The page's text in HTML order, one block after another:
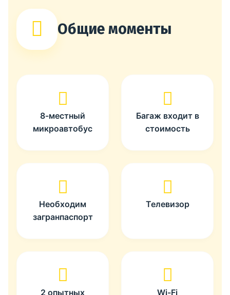
Общие моменты
8-местный
микроавтобус
Багаж входит в
стоимость
Необходим
загранпаспорт
Телевизор
2 опытных
Wi-Fi